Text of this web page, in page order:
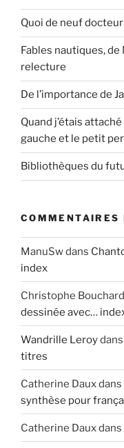
Quoi de neuf
Fables nautiques,
relecture
De l’importance de
Quand j’étais
gauche et le petit
Bibliothèques du
COMMENTAIRES
ManuSwdans
index
Christophe Bouchard
dessinée avec…
Wandrille Leroydans
titres
Catherine Dauxdans
synthèse pour
Catherine Dauxdans